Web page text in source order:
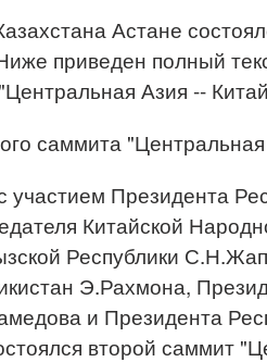
Астане
приведен полный
Азия --
саммита
участием Президента
Китайской
Республики
Э.Рахмона,
и Президента
второй саммит